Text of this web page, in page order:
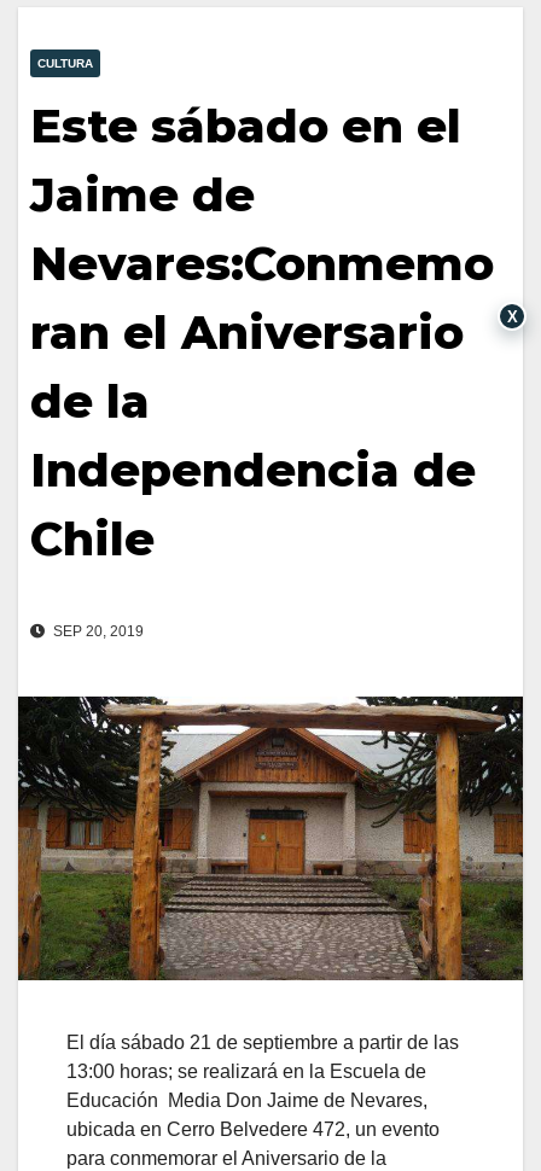
CULTURA
Este sábado en el
Jaime de
Nevares:Conmemo
ran el Aniversario
de la
Independencia de
Chile
SEP 20, 2019
El día sábado 21 de septiembre a partir de las
13:00 horas; se realizará en la Escuela de
Educación Media Don Jaime de Nevares,
ubicada en Cerro Belvedere 472, un evento
para conmemorar el Aniversario de la
X